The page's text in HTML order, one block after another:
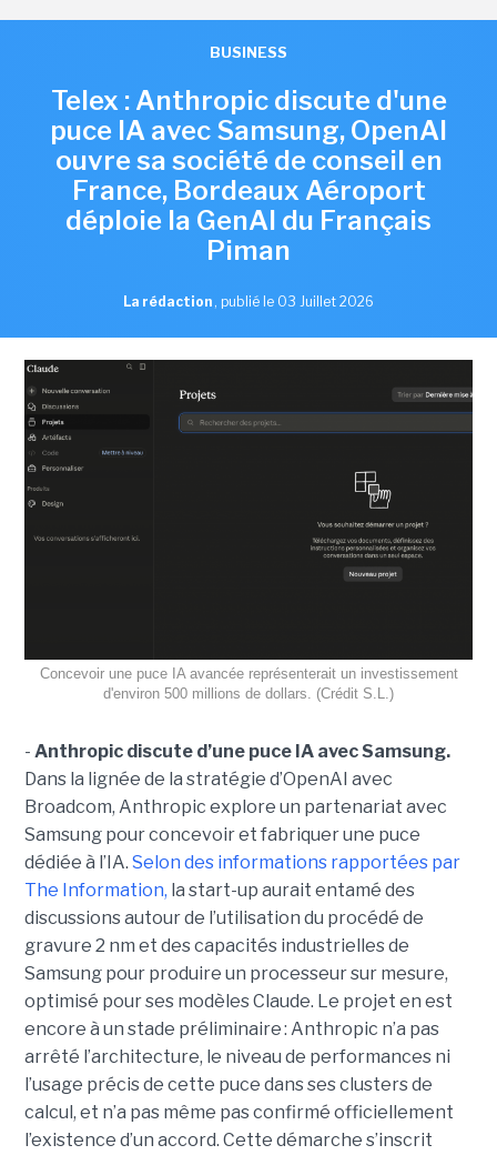
BUSINESS
Telex : Anthropic discute d'une
puce IA avec Samsung, OpenAI
ouvre sa société de conseil en
France, Bordeaux Aéroport
déploie la GenAI du Français
Piman
La rédaction , publié le 03 Juillet 2026
Concevoir une puce IA avancée représenterait un investissement
d'environ 500 millions de dollars. (Crédit S.L.)
- Anthropic discute d’une puce IA avec Samsung.
Dans la lignée de la stratégie d’OpenAI avec
Broadcom, Anthropic explore un partenariat avec
Samsung pour concevoir et fabriquer une puce
dédiée à l’IA. Selon des informations rapportées par
The Information, la start-up aurait entamé des
discussions autour de l’utilisation du procédé de
gravure 2 nm et des capacités industrielles de
Samsung pour produire un processeur sur mesure,
optimisé pour ses modèles Claude. Le projet en est
encore à un stade préliminaire : Anthropic n’a pas
arrêté l’architecture, le niveau de performances ni
l’usage précis de cette puce dans ses clusters de
calcul, et n’a pas même pas confirmé officiellement
l’existence d’un accord. Cette démarche s’inscrit